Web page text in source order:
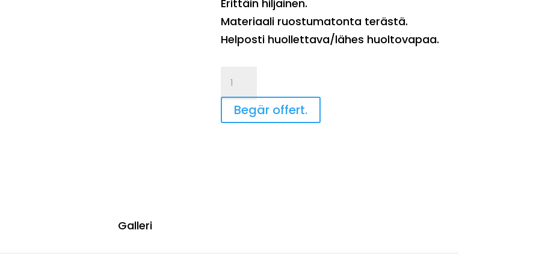
Erittäin hiljainen.
Materiaali ruostumatonta terästä.
Helposti huollettava/lähes huoltovapaa.
Begär offert.
Galleri